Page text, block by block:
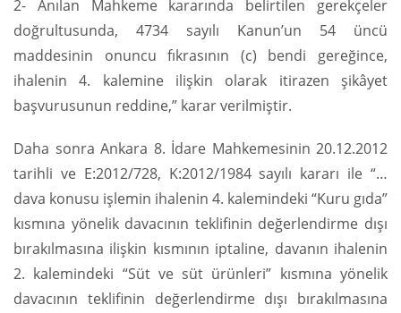
2- Anılan Mahkeme kararında belirtilen gerekçeler
doğrultusunda, 4734 sayılı Kanun’un 54 üncü
maddesinin onuncu fıkrasının (c) bendi gereğince,
ihalenin 4. kalemine ilişkin olarak itirazen şikâyet
başvurusunun reddine,” karar verilmiştir.
Daha sonra Ankara 8. İdare Mahkemesinin 20.12.2012
tarihli ve E:2012/728, K:2012/1984 sayılı kararı ile “…
dava konusu işlemin ihalenin 4. kalemindeki “Kuru gıda”
kısmına yönelik davacının teklifinin değerlendirme dışı
bırakılmasına ilişkin kısmının iptaline, davanın ihalenin
2. kalemindeki “Süt ve süt ürünleri” kısmına yönelik
davacının teklifinin değerlendirme dışı bırakılmasına